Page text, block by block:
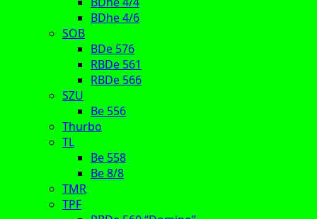
BDhe 4/6
SOB
BDe 576
RBDe 561
RBDe 566
SZU
Be 556
Thurbo
TL
Be 558
Be 8/8
TMR
TPF